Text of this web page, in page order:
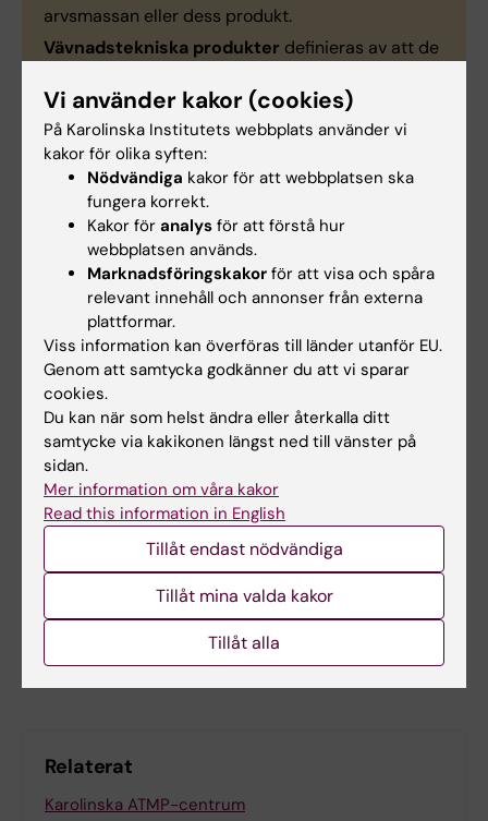
arvsmassan eller dess produkt.
Vävnadstekniska produkter definieras av att de
nybildning, reparation eller ersättning av human
vävnad.
Kombinationsläkemedel
avancerade terapiläkemedel innehåller även
medicintekniska produkter (t.ex. matrix eller
stödkonstruktioner).
Tags
Hälso- och sjukvård
Precisionsmedicinskt centrum Karolinska (PMCK)
Samverkan ATMP Precisionsmedicin
Sabina Bossi Silva
Relaterat
Karolinska ATMP-centrum
Vi använder kakor (cookies)
På Karolinska Institutets webbplats använder vi
kakor för olika syften:
Nödvändiga kakor för att webbplatsen ska
fungera korrekt.
Kakor för analys för att förstå hur
webbplatsen används.
Marknadsföringskakor för att visa och spåra
relevant innehåll och annonser från externa
plattformar.
Viss information kan överföras till länder utanför EU.
Genom att samtycka godkänner du att vi sparar
cookies.
Du kan när som helst ändra eller återkalla ditt
samtycke via kakikonen längst ned till vänster på
sidan.
Mer information om våra kakor
Read this information in English
Tillåt endast nödvändiga
Tillåt mina valda kakor
Tillåt alla